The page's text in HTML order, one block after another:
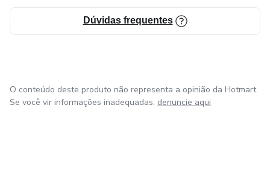
Dúvidas frequentes
O conteúdo deste produto não representa a opinião da Hotmart.
Se você vir informações inadequadas, denuncie aqui